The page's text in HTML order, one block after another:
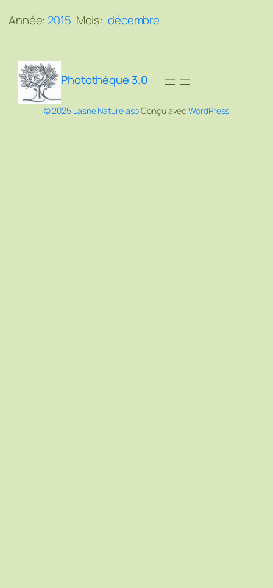
Année: 2015 Mois: décembre
Photothèque 3.0
© 2025 Lasne Nature asblConçu avecWordPress